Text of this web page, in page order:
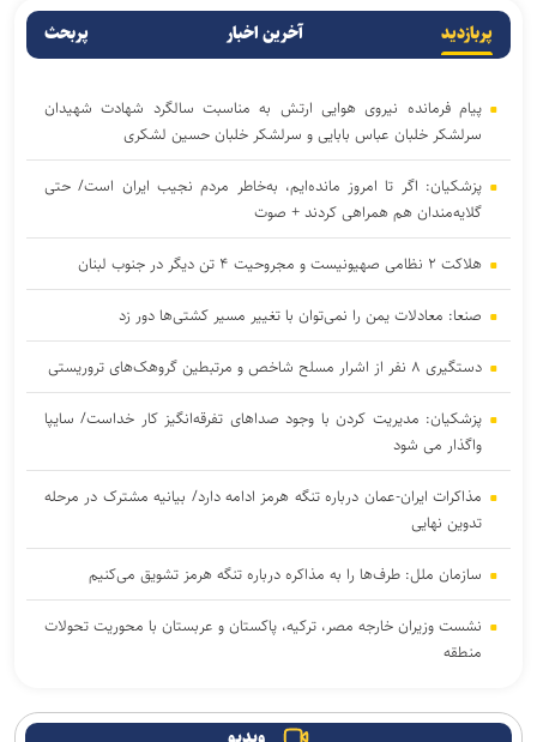
پربازدید آخرین اخبار پربحث
پیام فرمانده نیروی هوایی ارتش به مناسبت سالگرد شهادت شهیدان
سرلشکر خلبان عباس بابایی و سرلشکر خلبان حسین لشکری
پزشکیان: اگر تا امروز مانده‌ایم، به‌خاطر مردم نجیب ایران است/ حتی
گلایه‌مندان هم همراهی کردند + صوت
هلاکت ۲ نظامی صهیونیست و مجروحیت ۴ تن دیگر در جنوب لبنان
صنعا: معادلات یمن را نمی‌توان با تغییر مسیر کشتی‌ها دور زد
دستگیری ۸ نفر از اشرار مسلح شاخص و مرتبطین گروهک‌های تروریستی
پزشکیان: مدیریت کردن با وجود صداهای تفرقه‌انگیز کار خداست/ سایپا
واگذار می شود
مذاکرات ایران-عمان درباره تنگه هرمز ادامه دارد/ بیانیه مشترک در مرحله
تدوین نهایی
سازمان ملل: طرف‌ها را به مذاکره درباره تنگه هرمز تشویق می‌کنیم
نشست وزیران خارجه مصر، ترکیه، پاکستان و عربستان با محوریت تحولات
منطقه